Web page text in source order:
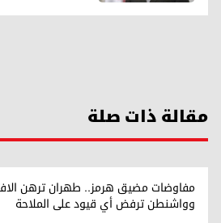
مقالة ذات صلة
مفاوضات مضيق هرمز.. طهران ترهن
وواشنطن ترفض أي قيود على الملاحة